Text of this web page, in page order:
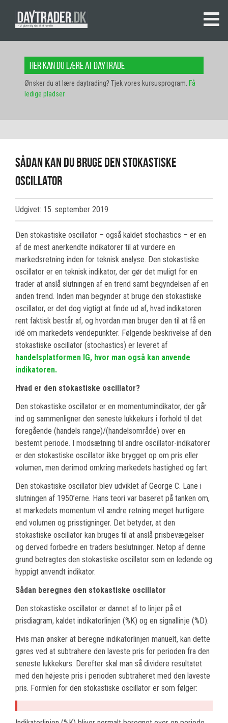
Her kan du lære at daytrade
Ønsker du at lære daytrading? Tjek vores kursusprogram. Få
ledige pladser
Sådan kan du bruge den Stokastiske
oscillator
Udgivet: 15. september 2019
Den stokastiske oscillator – også kaldet stochastics – er en
af de mest anerkendte indikatorer til at vurdere en
markedsretning inden for teknisk analyse. Den stokastiske
oscillator er en teknisk indikator, der gør det muligt for en
trader at anslå slutningen af en trend samt begyndelsen af en
anden trend. Inden man begynder at bruge den stokastiske
oscillator, er det dog vigtigt at finde ud af, hvad indikatoren
rent faktisk består af, og hvordan man bruger den til at få en
idé om markedets vendepunkter. Følgende beskrivelse af den
stokastiske oscillator (stochastics) er leveret af
handelsplatformen IG, hvor man også kan anvende
indikatoren.
Hvad er den stokastiske oscillator?
Den stokastiske oscillator er en momentumindikator, der går
ind og sammenligner den seneste lukkekurs i forhold til det
foregående (handels range)/(handelsområde) over en
bestemt periode. I modsætning til andre oscillator-indikatorer
er den stokastiske oscillator ikke brygget op om pris eller
volumen, men derimod omkring markedets hastighed og fart.
Den stokastiske oscillator blev udviklet af George C. Lane i
slutningen af 1950’erne. Hans teori var baseret på tanken om,
at markedets momentum vil ændre retning meget hurtigere
end volumen og prisstigninger. Det betyder, at den
stokastiske oscillator kan bruges til at anslå prisbevægelser
og derved forbedre en traders beslutninger. Netop af denne
grund betragtes den stokastiske oscillator som en ledende og
hyppigt anvendt indikator.
Sådan beregnes den stokastiske oscillator
Den stokastiske oscillator er dannet af to linjer på et
prisdiagram, kaldet indikatorlinjen (%K) og en signallinje (%D).
Hvis man ønsker at beregne indikatorlinjen manuelt, kan dette
gøres ved at subtrahere den laveste pris for perioden fra den
seneste lukkekurs. Derefter skal man så dividere resultatet
med den højeste pris i perioden subtraheret med den laveste
pris. Formlen for den stokastiske oscillator er som følger: